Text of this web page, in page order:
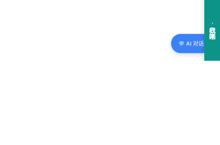
💬 AI 对话